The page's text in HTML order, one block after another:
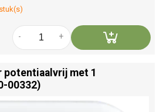
+
-
potentiaalvrij met 1
00332)